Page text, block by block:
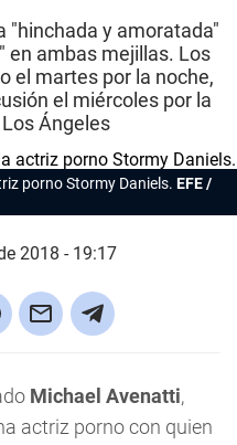
"hinchada y amoratada"
en ambas mejillas. Los
el martes por la noche,
el miércoles por la
Ángeles
porno Stormy Daniels. EFE /
2018 - 19:17
Michael Avenatti,
actriz porno con quien